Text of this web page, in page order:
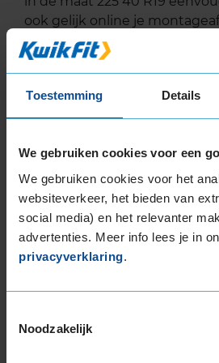
Toestemming Details
We gebruiken cookies voor een
We gebruiken cookies voor het
websiteverkeer, het bieden van
social media) en het relevanter
advertenties. Meer info lees je in
privacyverklaring.
Noodzakelijk
ook gelijk online je
KwikFit vestiging.
EU Bandenlabel
Vredestein ULTRAC
225/40R19 93 Y